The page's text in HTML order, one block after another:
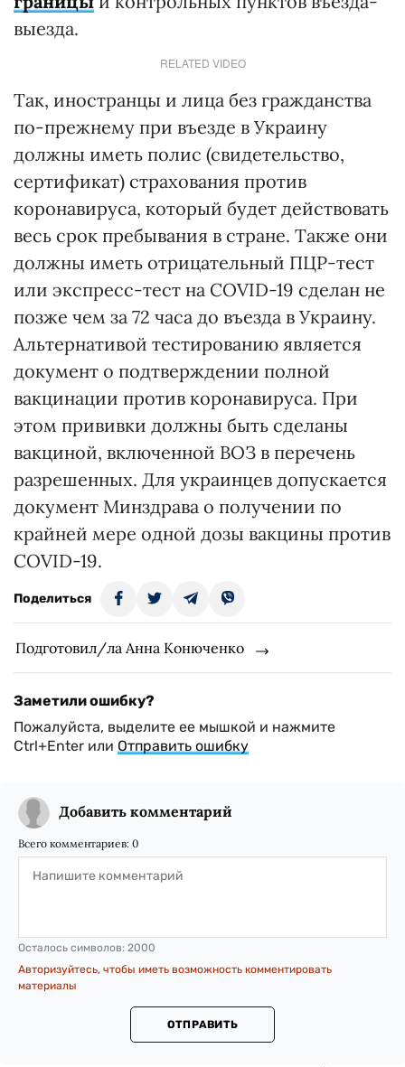
выезда.
RELATED VIDEO
Так, иностранцы и лица без гражданства
по-прежнему при въезде в Украину
должны иметь полис (свидетельство,
сертификат) страхования против
коронавируса, который будет действовать
весь срок пребывания в стране. Также они
должны иметь отрицательный ПЦР-тест
или экспресс-тест на COVID-19 сделан не
позже чем за 72 часа до въезда в Украину.
Альтернативой тестированию является
документ о подтверждении полной
вакцинации против коронавируса. При
этом прививки должны быть сделаны
вакциной, включенной ВОЗ в перечень
разрешенных. Для украинцев допускается
документ Минздрава о получении по
крайней мере одной дозы вакцины против
COVID-19.
Поделиться
Подготовил/ла Анна Конюченко
Заметили ошибку?
Пожалуйста, выделите ее мышкой и нажмите
Ctrl+Enter или Отправить ошибку
Добавить комментарий
Всего комментариев: 0
Осталось символов: 2000
Авторизуйтесь, чтобы иметь возможность комментировать
материалы
ОТПРАВИТЬ